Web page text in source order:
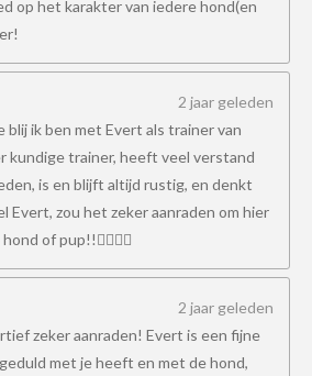
op het karakter van iedere hond(en
2 jaar geleden
blij ik ben met Evert als trainer van
kundige trainer, heeft veel verstand
is en blijft altijd rustig, en denkt
Evert, zou het zeker aanraden om hier
of pup!!👍🏻👍🏻
2 jaar geleden
zeker aanraden! Evert is een fijne
met je heeft en met de hond,